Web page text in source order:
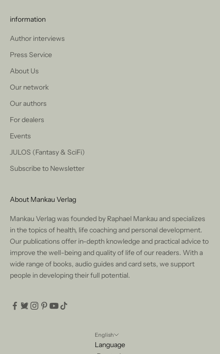
information
Author interviews
Press Service
About Us
Our network
Our authors
For dealers
Events
JULOS (Fantasy & SciFi)
Subscribe to Newsletter
About Mankau Verlag
Mankau Verlag was founded by Raphael Mankau and specializes
in the topics of health, life coaching and personal development.
Our publications offer in-depth knowledge and practical advice to
improve the well-being and quality of life of our readers. With a
wide range of books, audio guides and card sets, we support
people in developing their full potential.
English
Language